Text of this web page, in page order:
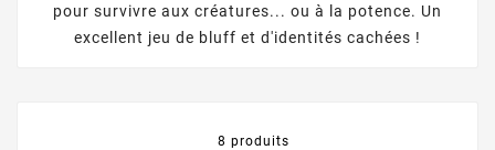
pour survivre aux créatures... ou à la potence. Un
excellent jeu de bluff et d'identités cachées !
8 produits